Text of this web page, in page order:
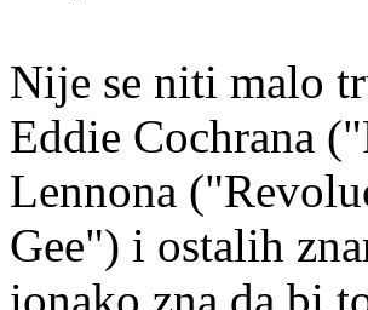
Nije se niti malo
Eddie Cochrana
Lennona
Gee") i ostalih
ionako zna da bi